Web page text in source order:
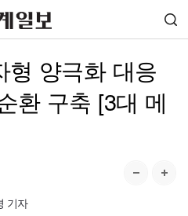
형 양극화 대응
환 구축 [3대 메
기자